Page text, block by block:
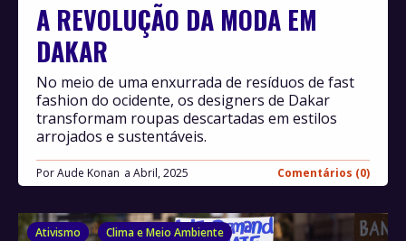
A REVOLUÇÃO DA MODA EM
DAKAR
PorAude Konan Abril, 2025 Comentários (0)
No meio de uma enxurrada de resíduos de fast
fashion do ocidente, os designers de Dakar
transformam roupas descartadas em estilos
arrojados e sustentáveis.
Ativismo Clima e Meio Ambiente